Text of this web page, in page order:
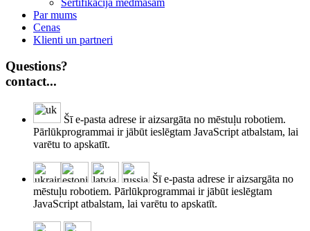
Par mums
Cenas
Klienti un partneri
Questions?
contact...
Šī e-pasta adrese ir aizsargāta no mēstuļu robotiem.
Pārlūkprogrammai ir jābūt ieslēgtam JavaScript atbalstam, lai
varētu to apskatīt.
Šī e-pasta adrese ir aizsargāta no
mēstuļu robotiem. Pārlūkprogrammai ir jābūt ieslēgtam
JavaScript atbalstam, lai varētu to apskatīt.